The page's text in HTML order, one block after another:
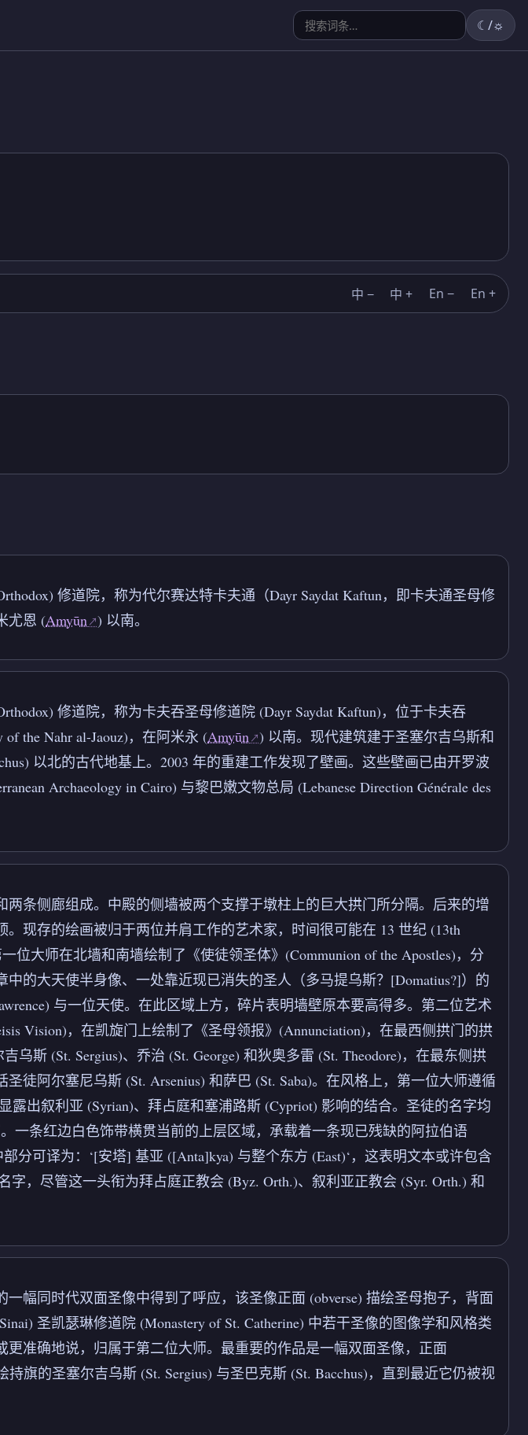
☾/☼
中 − 中 + En − En +
修道院，称为代尔赛达特卡夫通（Dayr Saydat Kaftun，即卡夫通圣母修
尤恩 (Amyūn ) 以南。
修道院，称为卡夫吞圣母修道院 (Dayr Saydat Kaftun)，位于卡夫吞
the Nahr al-Jaouz)，在阿米永 (Amyūn ) 以南。现代建筑建于圣塞尔吉乌斯和
以北的古代地基上。2003 年的重建工作发现了壁画。这些壁画已由开罗波
Archaeology in Cairo) 与黎巴嫩文物总局 (Lebanese Direction Générale des
条侧廊组成。中殿的侧墙被两个支撑于墩柱上的巨大拱门所分隔。后来的增
现存的绘画被归于两位并肩工作的艺术家，时间很可能在 13 世纪 (13th
位大师在北墙和南墙绘制了《使徒领圣体》(Communion of the Apostles)，分
的大天使半身像、一处靠近现已消失的圣人（多马提乌斯？[Domatius?]）的
与一位天使。在此区域上方，碎片表明墙壁原本要高得多。第二位艺术
Vision)，在凯旋门上绘制了《圣母领报》(Annunciation)，在最西侧拱门的拱
乌斯 (St. Sergius)、乔治 (St. George) 和狄奥多雷 (St. Theodore)，在最东侧拱
徒阿尔塞尼乌斯 (St. Arsenius) 和萨巴 (St. Saba)。在风格上，第一位大师遵循
露出叙利亚 (Syrian)、拜占庭和塞浦路斯 (Cypriot) 影响的结合。圣徒的名字均
一条红边白色饰带横贯当前的上层区域，承载着一条现已残缺的阿拉伯语
分可译为：‘[安塔] 基亚 ([Anta]kya) 与整个东方 (East)‘，这表明文本或许包含
字，尽管这一头衔为拜占庭正教会 (Byz. Orth.)、叙利亚正教会 (Syr. Orth.) 和
幅同时代双面圣像中得到了呼应，该圣像正面 (obverse) 描绘圣母抱子，背面
圣凯瑟琳修道院 (Monastery of St. Catherine) 中若干圣像的图像学和风格类
准确地说，归属于第二位大师。最重要的作品是一幅双面圣像，正面
持旗的圣塞尔吉乌斯 (St. Sergius) 与圣巴克斯 (St. Bacchus)，直到最近它仍被视